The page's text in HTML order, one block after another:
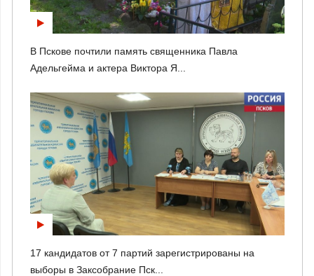
В Пскове почтили память священника Павла
Адельгейма и актера Виктора Я...
17 кандидатов от 7 партий зарегистрированы на
выборы в Заксобрание Пск...